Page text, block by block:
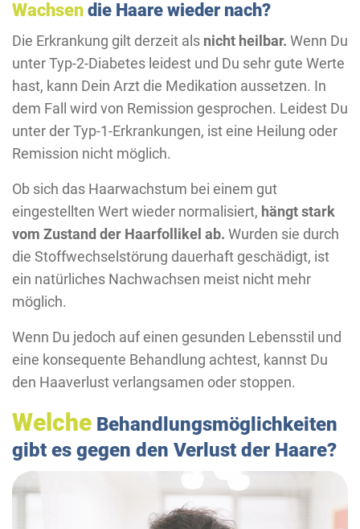
Wachsen die Haare wieder nach?
Die Erkrankung gilt derzeit als nicht heilbar. Wenn Du
unter Typ-2-Diabetes leidest und Du sehr gute Werte
hast, kann Dein Arzt die Medikation aussetzen. In
dem Fall wird von Remission gesprochen. Leidest Du
unter der Typ-1-Erkrankungen, ist eine Heilung oder
Remission nicht möglich.
Ob sich das Haarwachstum bei einem gut
eingestellten Wert wieder normalisiert, hängt stark
vom Zustand der Haarfollikel ab. Wurden sie durch
die Stoffwechselstörung dauerhaft geschädigt, ist
ein natürliches Nachwachsen meist nicht mehr
möglich.
Wenn Du jedoch auf einen gesunden Lebensstil und
eine konsequente Behandlung achtest, kannst Du
den Haaverlust verlangsamen oder stoppen.
Welche Behandlungsmöglichkeiten
gibt es gegen den Verlust der Haare?